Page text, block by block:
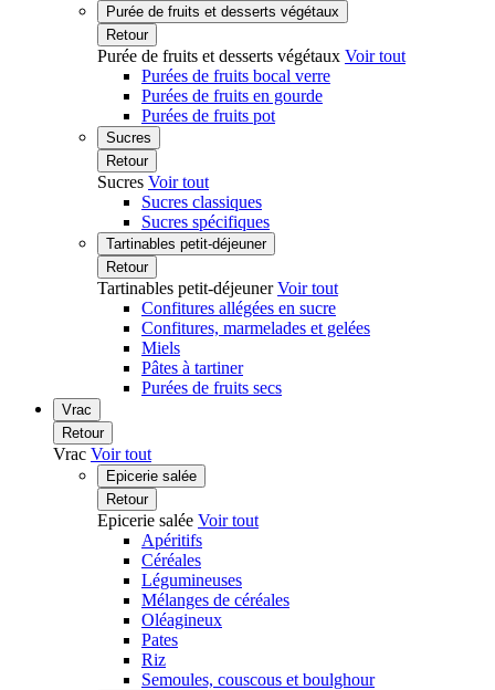
Purée de fruits et desserts végétaux
Retour
Purée de fruits et desserts végétaux Voir tout
Purées de fruits bocal verre
Purées de fruits en gourde
Purées de fruits pot
Sucres
Retour
Sucres Voir tout
Sucres classiques
Sucres spécifiques
Tartinables petit-déjeuner
Retour
Tartinables petit-déjeunerVoir tout
Confitures allégées en sucre
Confitures, marmelades et gelées
Miels
Pâtes à tartiner
Purées de fruits secs
Vrac
Retour
Vrac Voir tout
Epicerie salée
Retour
Epicerie salée Voir tout
Apéritifs
Céréales
Légumineuses
Mélanges de céréales
Oléagineux
Pates
Riz
Semoules, couscous et boulghour